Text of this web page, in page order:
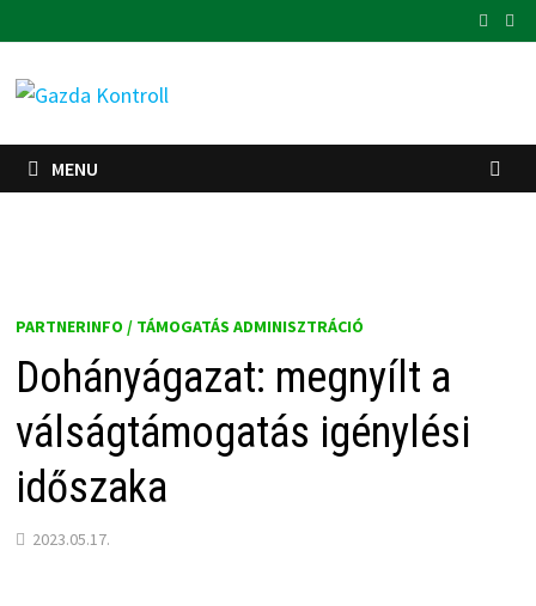
to
content
MENU
PARTNERINFO / TÁMOGATÁS ADMINISZTRÁCIÓ
Dohányágazat: megnyílt a
válságtámogatás igénylési
időszaka
2023.05.17.